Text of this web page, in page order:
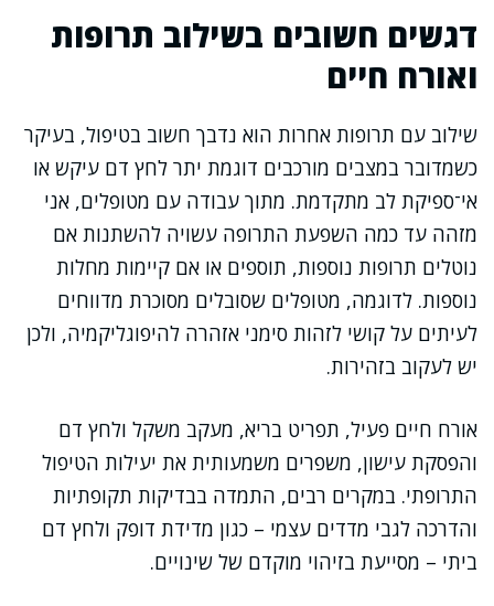
דגשים חשובים בשילוב תרופות
ואורח חיים
שילוב עם תרופות אחרות הוא נדבך חשוב בטיפול, בעיקר
כשמדובר במצבים מורכבים דוגמת יתר לחץ דם עיקש או
אי־ספיקת לב מתקדמת. מתוך עבודה עם מטופלים, אני
מזהה עד כמה השפעת התרופה עשויה להשתנות אם
נוטלים תרופות נוספות, תוספים או אם קיימות מחלות
נוספות. לדוגמה, מטופלים שסובלים מסוכרת מדווחים
לעיתים על קושי לזהות סימני אזהרה להיפוגליקמיה, ולכן
יש לעקוב בזהירות.
אורח חיים פעיל, תפריט בריא, מעקב משקל ולחץ דם
והפסקת עישון, משפרים משמעותית את יעילות הטיפול
התרופתי. במקרים רבים, התמדה בבדיקות תקופתיות
והדרכה לגבי מדדים עצמי – כגון מדידת דופק ולחץ דם
ביתי – מסייעת בזיהוי מוקדם של שינויים.